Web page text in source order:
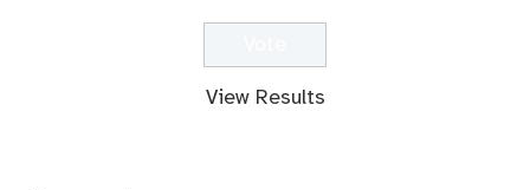
View Results